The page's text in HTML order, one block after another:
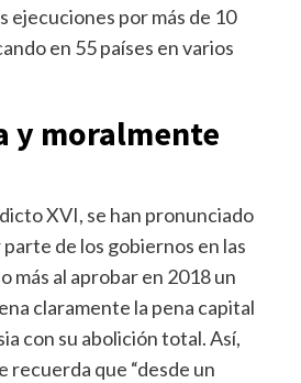
ejecuciones por más de 10
en 55 países en varios
y moralmente
XVI, se han pronunciado
de los gobiernos en las
más al aprobar en 2018 un
claramente la pena capital
con su abolición total. Así,
recuerda que “desde un